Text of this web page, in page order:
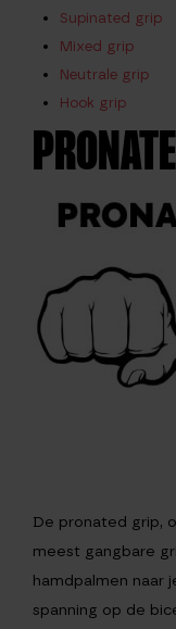
Supinated grip
Mixed grip
Neutrale grip
Hook grip
De pronated grip,
meest gangbare
hamdpalmen naar
spanning op de